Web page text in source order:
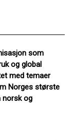
som
og global
med temaer
Norges største
norsk og